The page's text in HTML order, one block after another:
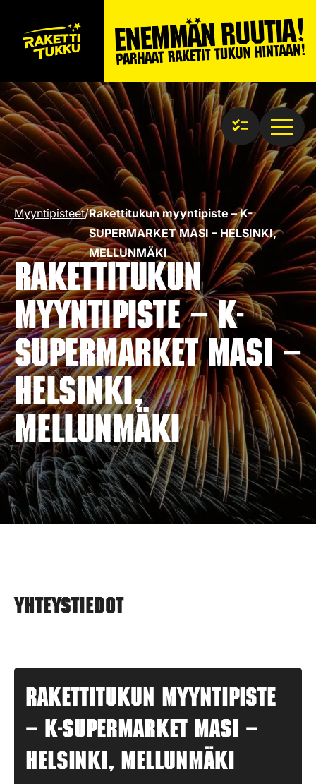
Myyntipisteet/Rakettitukun myyntipiste – K-
SUPERMARKET MASI – HELSINKI,
MELLUNMÄKI
Rakettitukun
myyntipiste – K-
SUPERMARKET MASI –
HELSINKI,
MELLUNMÄKI
Yhteystiedot
Rakettitukun myyntipiste
– K-SUPERMARKET MASI –
HELSINKI, MELLUNMÄKI